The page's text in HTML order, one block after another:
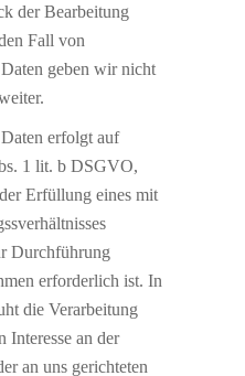
der Bearbeitung
Fall von
geben wir nicht
erfolgt auf
1 lit. b DSGVO,
Erfüllung eines mit
Durchführung
erforderlich ist. In
die Verarbeitung
Interesse an der
an uns gerichteten